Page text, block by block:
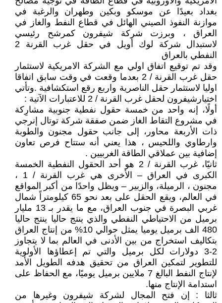
بغداد بعيدًا عن موسكو وبكين وطهران والرغبة في
موازنة النفوذ الصيني الهائل في قطاع النفط والغاز في
العراق ، وبرزت شركة شيفرون كمرشح رئيسي
لاستبدال شركة لوك أويل في حقل غرب القرنة 2
النفطي بالعراق
وقد تم توقيع اتفاق اولي مع الشركة الامريكية لاستثمار
حقل غرب القرنة / 2 بعدما وقعت في وقت سابق اتفاقا
اوليا لاستثمار حقل الناصرية واربع رقع استكشافية .وتأتي
اختيارشيفرون لحقل غرب القرنة / 2 للاعتبارات الآتية :
أولًا، إنه واحد من خمسة حقول نفطية جنوبية مشارِكة
في مشروع التقاط الغاز ضمن صفقة شركة توتال إنرجي
ذات الأربعة محاور، إلى جانب حقول مجنون والطوبة
وارطاوي واللحيس ، هذا يعني أنه ستتاح فرص تعاون
إضافية بين عملاقي الطاقة الغربيين .
ثانيًا، غرب القرنة / 2 هو أحد الحقول النفطية الخمسة
الكبرى في العراق – الأخرى هي غرب القرنة / 1 ،
مجنون ، الرميلة، والزبير – ويظل واحدًا من أكبر المواقع
في العالم، ويقع الحقل على بعد نحو 65 كيلومتراً شمال
غربي البصرة في جنوب العراق، مع ما يقدر بـ 13 مليار
برميل من الاحتياطي النفطي والذي ينتج حاليا ينتج حاليا
480 الف برميل يوميا يمثل حوالي 10% من إنتاج العراق
بتكاليف استخراج من بين الأدنى في العالم بما لا يتجاوز
2-3 دولارات لكل برميل والتي تم إعطاؤها الأولوية
للتطوير لتمكين العراق من تحقيق هدفه الطويل الأمد
لإنتاج النفط البالغ 7 ملايين برميل يوميًا، مع الحفاظ على
استدامة الإنتاج منها.
ثالثا : إن فتح المجال لشركة شيفرون وغيرها من